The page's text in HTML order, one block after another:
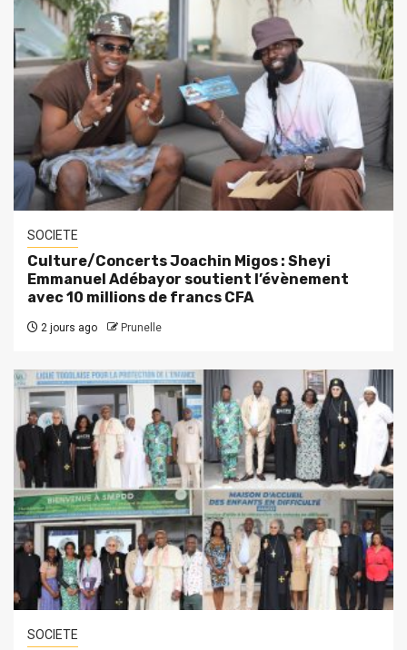
SOCIETE
Culture/Concerts Joachin Migos : Sheyi
Emmanuel Adébayor soutient l’évènement
avec 10 millions de francs CFA
2 jours ago Prunelle
SOCIETE